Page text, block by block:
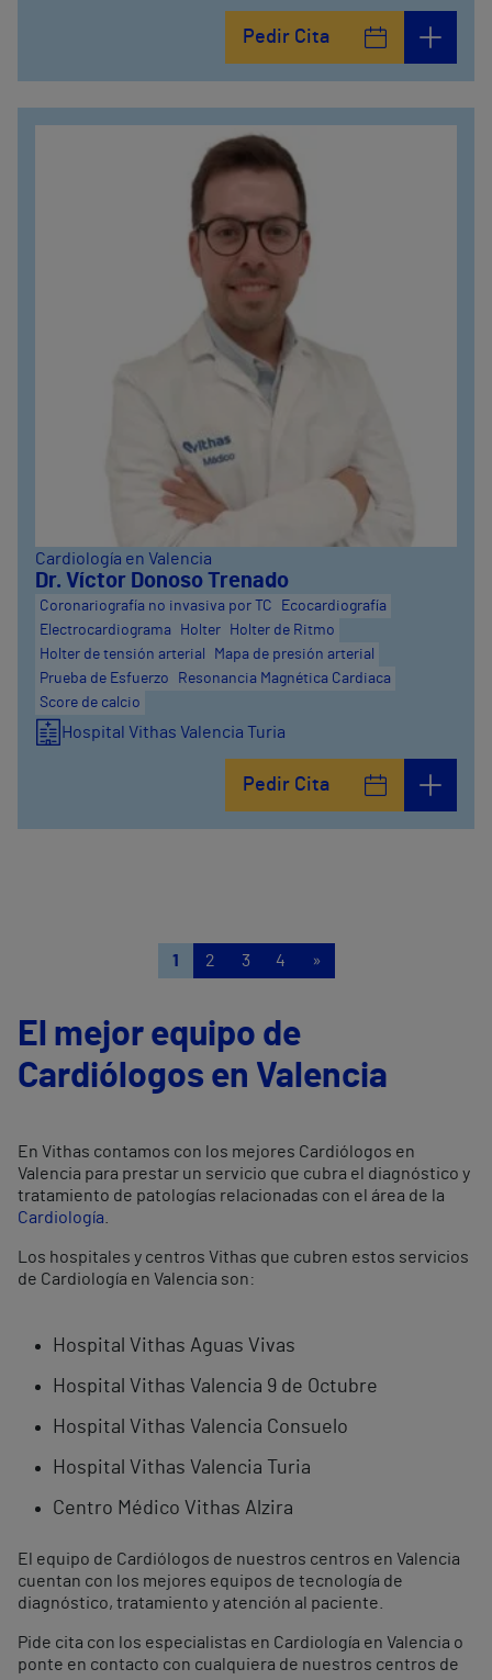
Pedir Cita
Cardiología en Valencia
Dr. Víctor Donoso Trenado
Coronariografía no invasiva por TC
Ecocardiografía
Electrocardiograma
Holter
Holter de Ritmo
Holter de tensión arterial
Mapa de presión arterial
Prueba de Esfuerzo
Resonancia Magnética Cardiaca
Score de calcio
Hospital Vithas Valencia Turia
Pedir Cita
1 2 3 4 »
El mejor equipo de
Cardiólogos en Valencia
En Vithas contamos con los mejores Cardiólogos en
Valencia para prestar un servicio que cubra el diagnóstico y
tratamiento de patologías relacionadas con el área de la
Cardiología
Los hospitales y centros Vithas que cubren estos servicios
de Cardiología en Valencia son:
Hospital Vithas Aguas Vivas
Hospital Vithas Valencia 9 de Octubre
Hospital Vithas Valencia Consuelo
Hospital Vithas Valencia Turia
Centro Médico Vithas Alzira
El equipo de Cardiólogos de nuestros centros en Valencia
cuentan con los mejores equipos de tecnología de
diagnóstico, tratamiento y atención al paciente.
Pide cita con los especialistas en Cardiología en Valencia o
ponte en contacto con cualquiera de nuestros centros de